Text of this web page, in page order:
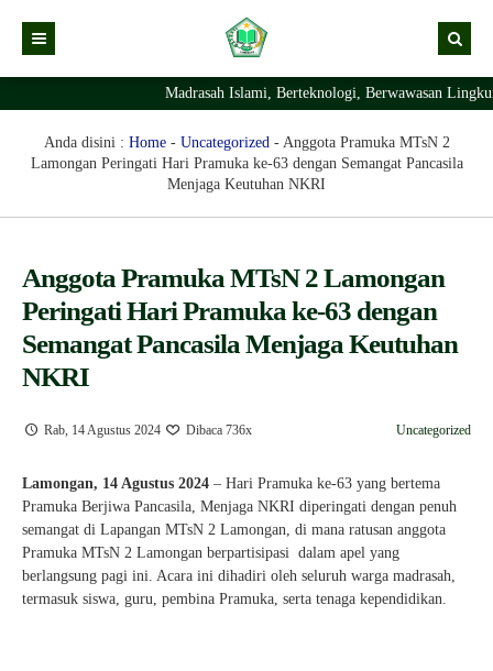
Kabar Madrasah
Profil Madrasah
Sejarah Berdirinya Madrasah
Ekstrakurikuler Madrasah
Prestasi Madrasah
Layanan Digital
RDM
Struktur Organisasi Madrasah
Madrasah Islami, Berteknologi, Berwawasan
Anda disini : Home- Uncategorized- Anggota Pramuka MTsN 2
Lamongan Peringati Hari Pramuka ke-63 dengan Semangat Pancasila
Menjaga Keutuhan NKRI
Anggota Pramuka MTsN 2 Lamongan
Peringati Hari Pramuka ke-63 dengan
Semangat Pancasila Menjaga Keutuhan
NKRI
Rab, 14 Agustus 2024 Dibaca 736x Uncategorized
Lamongan, 14 Agustus 2024 – Hari Pramuka ke-63 yang bertema
Pramuka Berjiwa Pancasila, Menjaga NKRI diperingati dengan penuh
semangat di Lapangan MTsN 2 Lamongan, di mana ratusan anggota
Pramuka MTsN 2 Lamongan berpartisipasi dalam apel yang
berlangsung pagi ini. Acara ini dihadiri oleh seluruh warga madrasah,
termasuk siswa, guru, pembina Pramuka, serta tenaga kependidikan.